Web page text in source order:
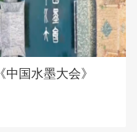
《中国水墨大会》